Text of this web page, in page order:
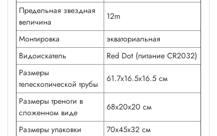
Предельная звездная
величина
12m
Монтировка
экваториальная
Видоискатель
Red Dot (питание CR2032)
Размеры
телескопической трубы
61.7х16.5х16.5 см
Размеры треноги в
сложенном виде
68х20х20 см
Размеры упаковки
70х45х32 см